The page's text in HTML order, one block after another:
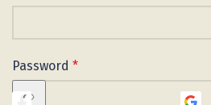
Password *